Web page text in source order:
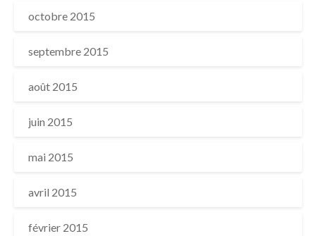
octobre 2015
septembre 2015
août 2015
juin 2015
mai 2015
avril 2015
février 2015